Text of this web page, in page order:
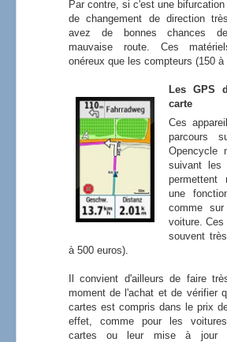
Par contre, si c'est une
de changement de direction
avez de bonnes chances
mauvaise route. Ces
onéreux que les compteurs (150 à
Les GPS
carte
Ces
parcours
Opencycle
suivant les
permettent
une
comme
voiture.
souvent
à 500 euros).
Il convient d'ailleurs de faire
moment de l'achat et de vérifier
cartes est compris dans le prix
effet, comme pour les
cartes ou leur mise à jour